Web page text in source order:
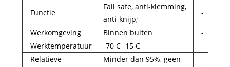
Functie
Fail safe, anti-klemming,
anti-knijp;
-
Werkomgeving Binnen buiten
-
Werktemperatuur
-70 C -15 C
-
Relatieve
Minder dan 95%, geen